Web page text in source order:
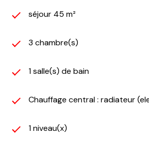
séjour 45 m²
3 chambre(s)
1 salle(s) de bain
Chauffage central : radiateur
1 niveau(x)